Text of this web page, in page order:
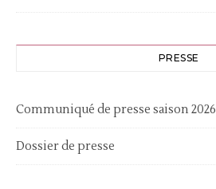
PRESSE
Communiqué de presse saison 2026
Dossier de presse